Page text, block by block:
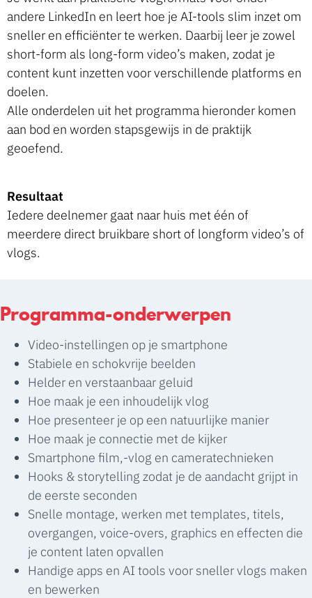
andere LinkedIn en leert hoe je AI-tools slim inzet om
sneller en efficiënter te werken. Daarbij leer je zowel
short-form als long-form video’s maken, zodat je
content kunt inzetten voor verschillende platforms en
doelen.
Alle onderdelen uit het programma hieronder komen
aan bod en worden stapsgewijs in de praktijk
geoefend.
Resultaat
Iedere deelnemer gaat naar huis met één of
meerdere direct bruikbare short of longform video’s of
vlogs.
Programma-onderwerpen
Video-instellingen op je smartphone
Stabiele en schokvrije beelden
Helder en verstaanbaar geluid
Hoe maak je een inhoudelijk vlog
Hoe presenteer je op een natuurlijke manier
Hoe maak je connectie met de kijker
Smartphone film,-vlog en cameratechnieken
Hooks & storytelling zodat je de aandacht grijpt in
de eerste seconden
Snelle montage, werken met templates, titels,
overgangen, voice-overs, graphics en effecten die
je content laten opvallen
Handige apps en AI tools voor sneller vlogs maken
en bewerken